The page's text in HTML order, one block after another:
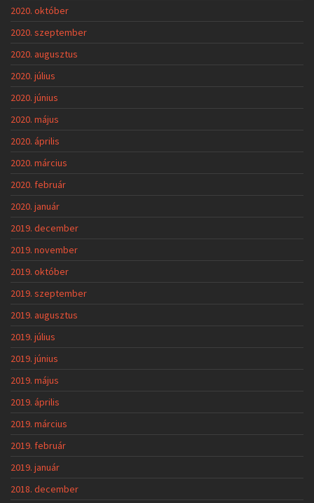
2020. október
2020. szeptember
2020. augusztus
2020. július
2020. június
2020. május
2020. április
2020. március
2020. február
2020. január
2019. december
2019. november
2019. október
2019. szeptember
2019. augusztus
2019. július
2019. június
2019. május
2019. április
2019. március
2019. február
2019. január
2018. december